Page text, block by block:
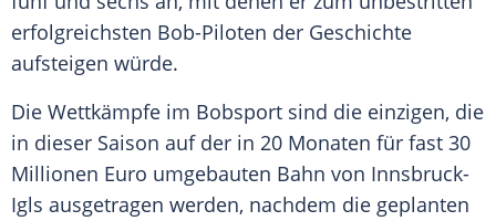
erfolgreichsten Bob-Piloten der Geschichte
aufsteigen würde.
Die Wettkämpfe im Bobsport sind die einzigen, die
in dieser Saison auf der in 20 Monaten für fast 30
Millionen Euro umgebauten Bahn von Innsbruck-
Igls ausgetragen werden, nachdem die geplanten